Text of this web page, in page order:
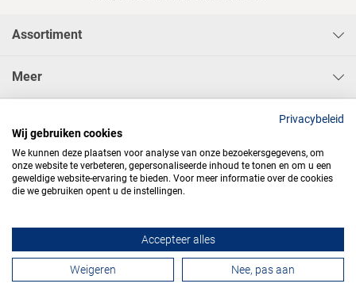
Assortiment
Meer
Algemene voorwaarden Privacy Webdesign
Contactformulier
Privacybeleid
Wij gebruiken cookies
We kunnen deze plaatsen voor analyse van onze bezoekersgegevens, om
onze website te verbeteren, gepersonaliseerde inhoud te tonen en om u een
geweldige website-ervaring te bieden. Voor meer informatie over de cookies
die we gebruiken opent u de instellingen.
Accepteer alles
Weigeren Nee, pas aan